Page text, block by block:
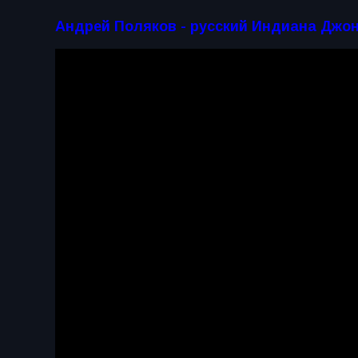
Андрей Поляков - русский Индиана